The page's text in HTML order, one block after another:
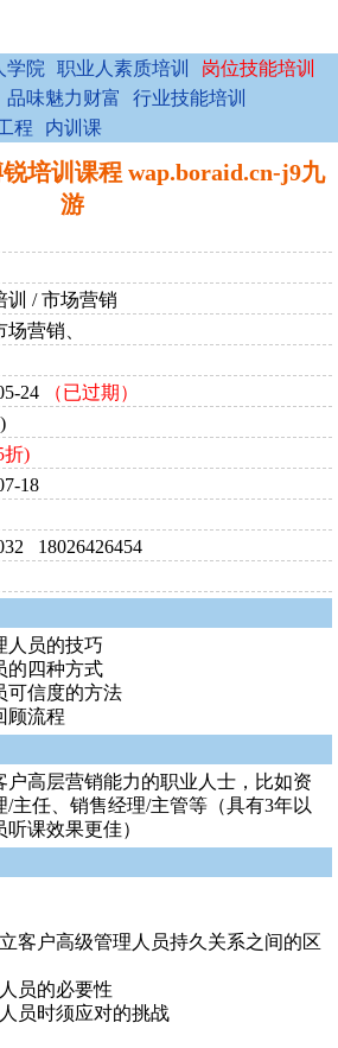
学院 职业人素质培训
岗位技能培训
品味魅力财富
行业技能培训
程 内训课
培训课程 wap.boraid.cn-j9九
游
训 / 市场营销
营销、
24
（已过期）
折)
18
18026426454
人员的技巧
的四种方式
可信度的方法
顾流程
户高层营销能力的职业人士，比如资
主任、销售经理/主管等（具有3年以
听课效果更佳）
客户高级管理人员持久关系之间的区
员的必要性
员时须应对的挑战